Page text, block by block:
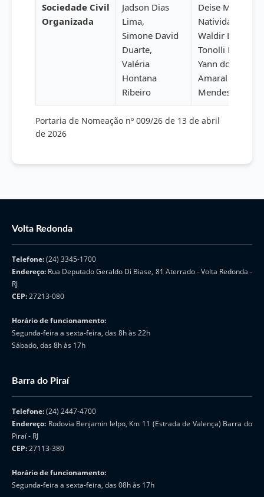
Sociedade Civil
Organizada
Jadson Dias
Lima,
Simone David
Duarte,
Valéria
Hontana
Ribeiro
Deise Maria
Natividade,
Waldir Leonel
Tonolli Bedê,
Yann do
Amaral
Mendes
Portaria de Nomeação nº 009/26 de 13 de abril
de 2026
Volta Redonda
Telefone:(24) 3345-1700
Endereço: Rua Deputado Geraldo Di Biase, 81 Aterrado - Volta Redonda -
RJ
CEP:27213-080
Horário de funcionamento:
Segunda-feira a sexta-feira, das 8h às 22h
Sábado, das 8h às 17h
Barra do Piraí
Telefone:(24) 2447-4700
Endereço: Rodovia Benjamin Ielpo, Km 11 (Estrada de Valença) Barra do
Piraí - RJ
CEP:27113-380
Horário de funcionamento:
Segunda-feira a sexta-feira, das 08h às 17h